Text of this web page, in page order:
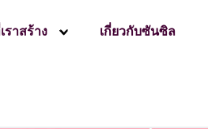
ราสร้าง เกี่ยวกับซันซิล